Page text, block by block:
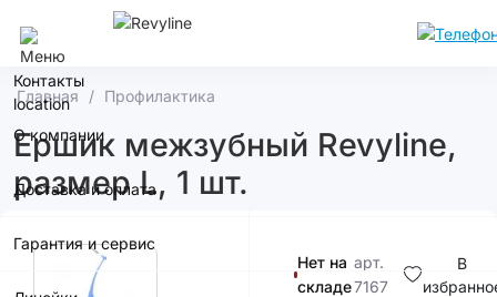
Контакты
О компании
Доставка и оплата
Гарантия и сервис
Главная Профилактика
Ершик межзубный Revyline,
размер L, 1 шт.
Нет на
складе
арт.
7167
В